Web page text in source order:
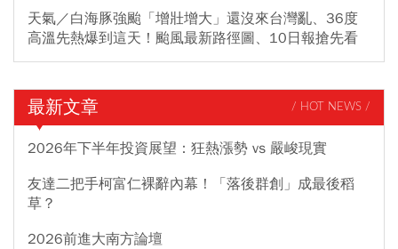
天氣／白海豚強颱「增壯增大」還沒來台灣亂、36度
高溫先熱爆到這天！颱風最新路徑圖、10日報搶先看
最新文章 / HOT NEWS /
2026年下半年投資展望：狂熱漲勢 vs 嚴峻現實
友達二把手柯富仁裸辭內幕！「落後群創」成最後稻
草？
2026前進大南方論壇